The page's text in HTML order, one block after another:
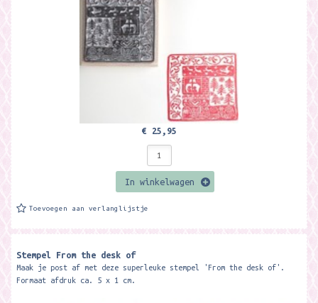
€ 25,95
In winkelwagen
Toevoegen aan verlanglijstje
Stempel From the desk of
Maak je post af met deze superleuke stempel 'From the desk of'.
Formaat afdruk ca. 5 x 1 cm.